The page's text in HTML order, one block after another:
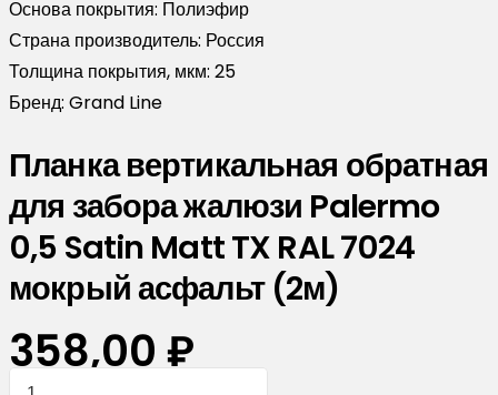
Основа покрытия: Полиэфир
Страна производитель: Россия
Толщина покрытия, мкм: 25
Бренд: Grand Line
Планка вертикальная обратная
для забора жалюзи Palermo
0,5 Satin Matt TX RAL 7024
мокрый асфальт (2м)
358,00 ₽
Количество